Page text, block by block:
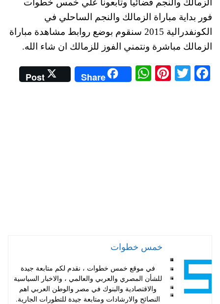
الزمالك والنجم فضائيا وتابعونا علي خمس خطوات
فور بداية مباراة الزمالك والنجم الساحلي في
الكونفدرالية 2015 سنقوم بوضع روابط مشاهدة مباراة
الزمالك مباشرة ونتمني الفوز للزمالك ان شاء الله.
Fa
T
Pi
W
ha
Share
Post
خمس خطوات
في موقع خمس خطوات ، نقدم لكم متابعة جيدة
للشأن المصري والعربي والعالمي ، والاخبار السياسية
والاقتصادية والبنوك في مصر والوطن العربي اهم
النصائح والارشادات ومتابعة جيدة للتطورات الجارية.